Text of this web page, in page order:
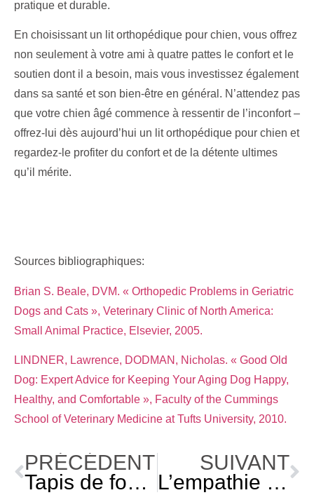
pratique et durable.
En choisissant un lit orthopédique pour chien, vous offrez
non seulement à votre ami à quatre pattes le confort et le
soutien dont il a besoin, mais vous investissez également
dans sa santé et son bien-être en général. N’attendez pas
que votre chien âgé commence à ressentir de l’inconfort –
offrez-lui dès aujourd’hui un lit orthopédique pour chien et
regardez-le profiter du confort et de la détente ultimes
qu’il mérite.
Sources bibliographiques:
Brian S. Beale, DVM. « Orthopedic Problems in Geriatric
Dogs and Cats », Veterinary Clinic of North America:
Small Animal Practice, Elsevier, 2005.
LINDNER, Lawrence, DODMAN, Nicholas. « Good Old
Dog: Expert Advice for Keeping Your Aging Dog Happy,
Healthy, and Comfortable », Faculty of the Cummings
School of Veterinary Medicine at Tufts University, 2010.
PRÉCÉDENT
Tapis de fouille: plaisir et bienfaits pour votre chien
SUIVANT
L’empathie chez les chiens : comprendre nos compagnons canins